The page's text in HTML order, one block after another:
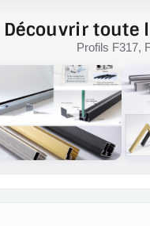
Découvrir toute
Profils F317,